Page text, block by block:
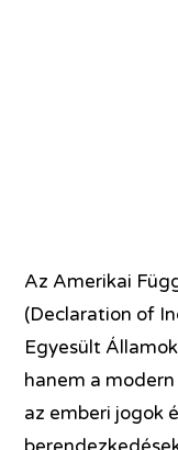
Az Amerikai
(Declaration of
Egyesült
hanem a
az emberi jogok